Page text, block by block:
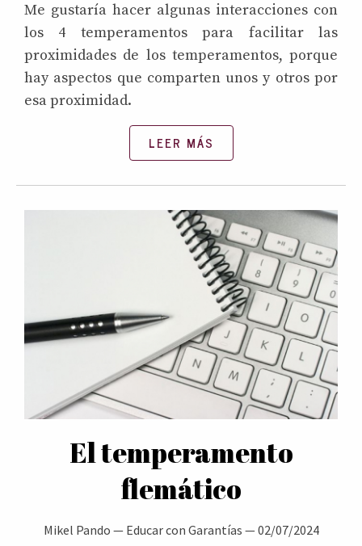
Me gustaría hacer algunas interacciones con
los 4 temperamentos para facilitar las
proximidades de los temperamentos, porque
hay aspectos que comparten unos y otros por
esa proximidad.
LEER MÁS
El temperamento
flemático
Mikel Pando — Educar con Garantías —02/07/2024